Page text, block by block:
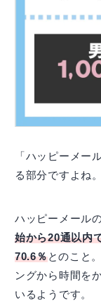
「ハッピーメー
る部分ですよね。
ハッピーメール
始から20通以内
70.6％とのこと
ングから時間を
いるようです。